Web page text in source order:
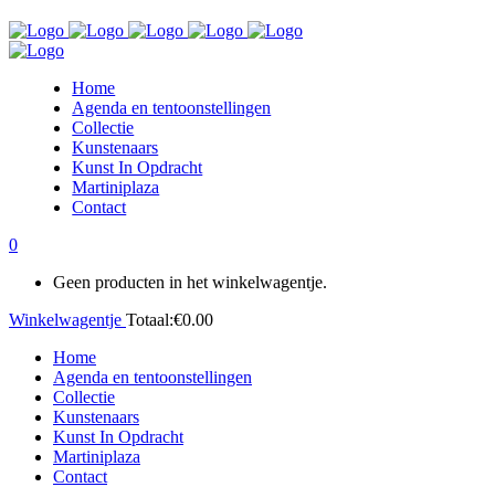
Home
Agenda en tentoonstellingen
Collectie
Kunstenaars
Kunst In Opdracht
Martiniplaza
Contact
0
Geen producten in het winkelwagentje.
Winkelwagentje Totaal:€0.00
Home
Agenda en tentoonstellingen
Collectie
Kunstenaars
Kunst In Opdracht
Martiniplaza
Contact